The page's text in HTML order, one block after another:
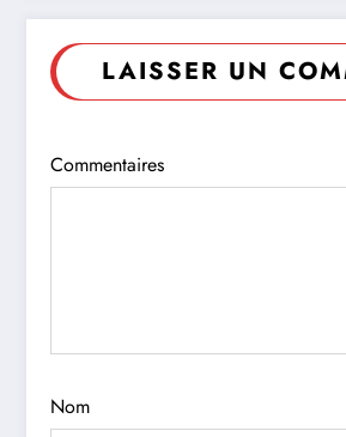
LAISSER UN
Commentaires
Nom